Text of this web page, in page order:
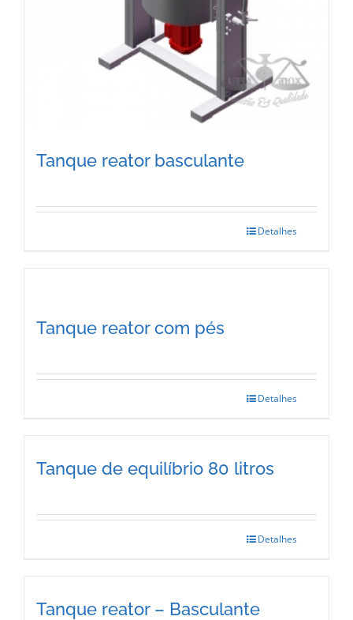
Tanque reator basculante
Detalhes
Tanque reator com pés
Detalhes
Tanque de equilíbrio 80 litros
Detalhes
Tanque reator – Basculante